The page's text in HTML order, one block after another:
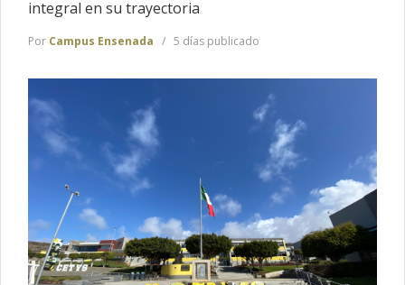
integral en su trayectoria
Por Campus Ensenada 5 días publicado